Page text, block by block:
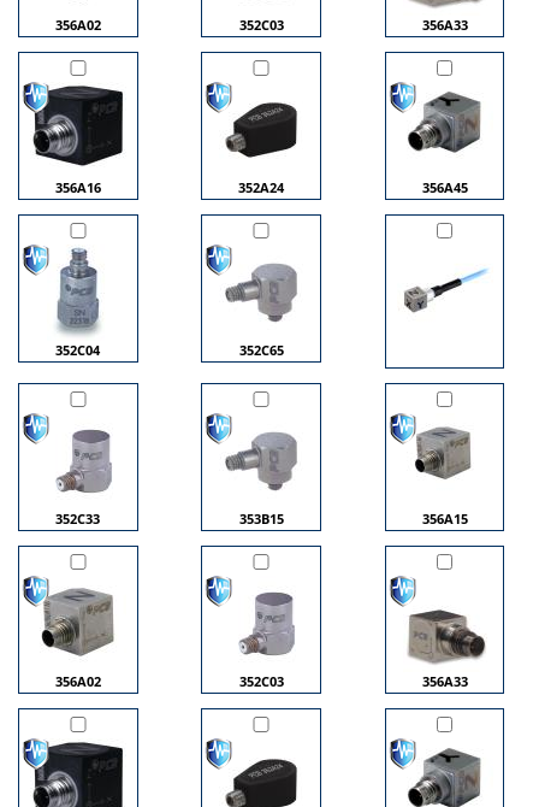
356A02 352C03 356A33
356A16 352A24 356A45
352C04 352C65
352C33 353B15 356A15
356A02 352C03 356A33